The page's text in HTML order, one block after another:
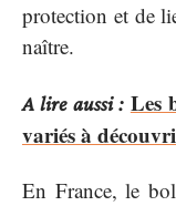
protection et de
naître.
A lire aussi : Les
variés à
En France, le